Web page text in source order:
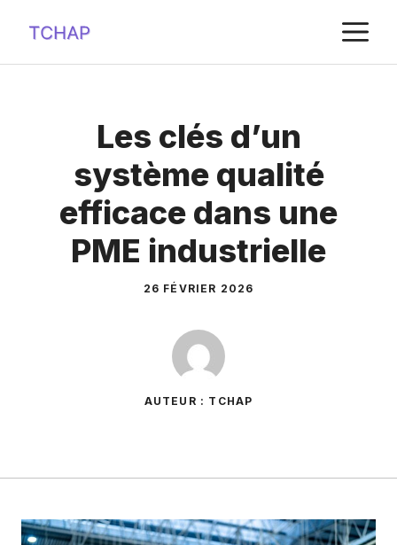
contenu
Les clés d’un
système qualité
efficace dans une
PME industrielle
26 FÉVRIER 2026
AUTEUR : TCHAP